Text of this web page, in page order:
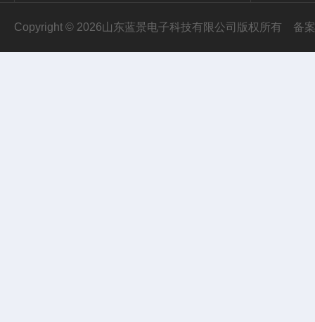
Copyright © 2026山东蓝景电子科技有限公司版权所有 备